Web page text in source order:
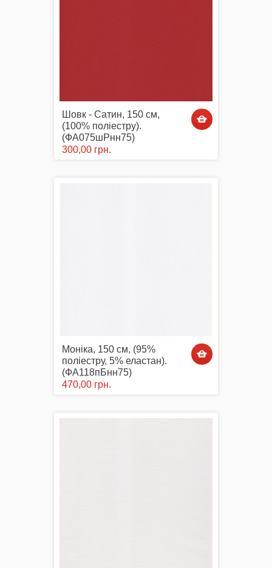
Шовк - Сатин, 150 см,
(100% поліестру).
(ФА075шРнн75)
300,00 грн.
Моніка, 150 см, (95%
поліестру, 5% еластан).
(ФА118пБнн75)
470,00 грн.